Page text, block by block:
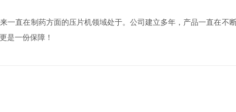
直在制药方面的压片机领域处于。公司建立多年，产品一直在不
是一份保障！